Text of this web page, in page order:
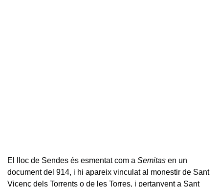
El lloc de Sendes és esmentat com a Semitas en un
document del 914, i hi apareix vinculat al monestir de Sant
Vicenç dels Torrents o de les Torres, i pertanyent a Sant